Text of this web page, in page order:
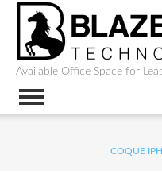
Available Office Space for
COQUE